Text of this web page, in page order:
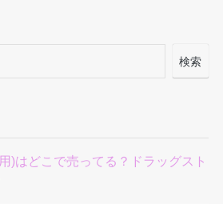
検索
)はどこで売ってる？ドラッグスト